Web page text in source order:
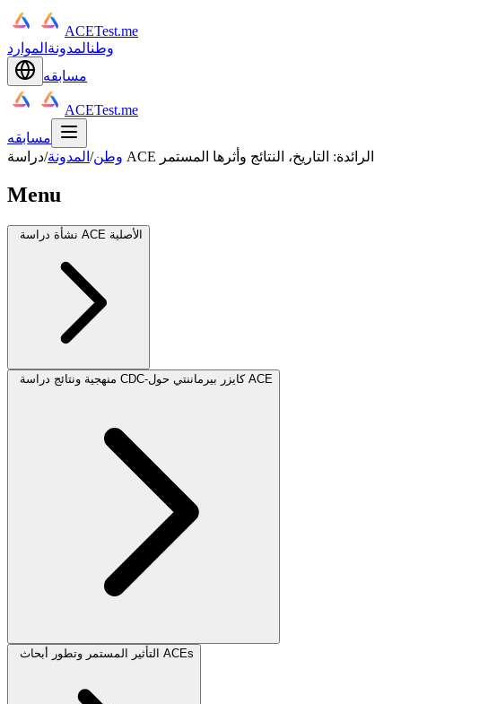
ACETest.me
وطنالمدونة الموارد
مسابقه
ACETest.me
مسابقه
وطن/ المدونة/ دراسة ACE الرائدة: التاريخ، النتائج وأثرها المستمر
Menu
نشأة دراسة ACE الأصلية
منهجية ونتائج دراسة CDC-كايزر بيرماننتي حول ACE
التأثير المستمر وتطور أبحاث ACEs